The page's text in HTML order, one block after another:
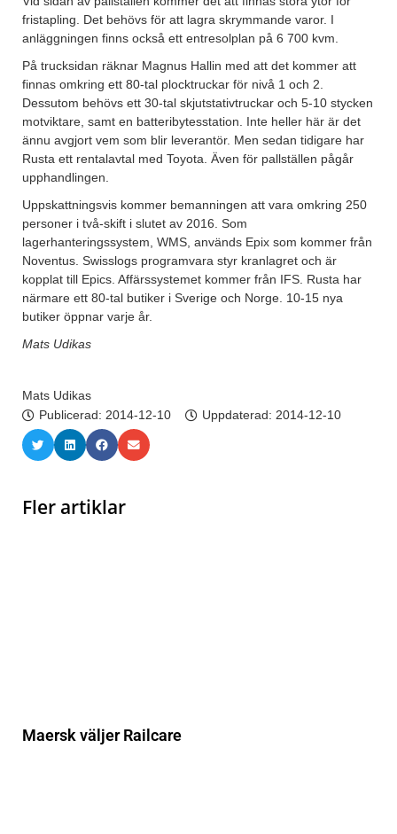
fristapling. Det behövs för att lagra skrymmande varor. I
anläggningen finns också ett entresolplan på 6 700 kvm.
På trucksidan räknar Magnus Hallin med att det kommer att
finnas omkring ett 80-tal plocktruckar för nivå 1 och 2.
Dessutom behövs ett 30-tal skjutstativtruckar och 5-10 stycken
motviktare, samt en batteribytesstation. Inte heller här är det
ännu avgjort vem som blir leverantör. Men sedan tidigare har
Rusta ett rentalavtal med Toyota. Även för pallställen pågår
upphandlingen.
Uppskattningsvis kommer bemanningen att vara omkring 250
personer i två-skift i slutet av 2016. Som
lagerhanteringssystem, WMS, används Epix som kommer från
Noventus. Swisslogs programvara styr kranlagret och är
kopplat till Epics. Affärssystemet kommer från IFS. Rusta har
närmare ett 80-tal butiker i Sverige och Norge. 10-15 nya
butiker öppnar varje år.
Mats Udikas
Mats Udikas
Publicerad: 2014-12-10 Uppdaterad: 2014-12-10
Fler artiklar
Maersk väljer Railcare